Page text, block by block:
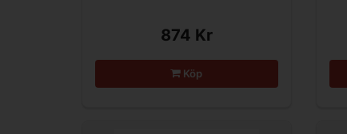
874 Kr
Köp